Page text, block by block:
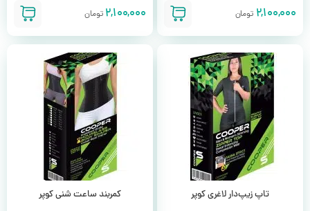
2,100,000 تومان 2,100,000 تومان
تاپ زیپ‌دار لاغری کوپر کمربند ساعت شنی کوپر